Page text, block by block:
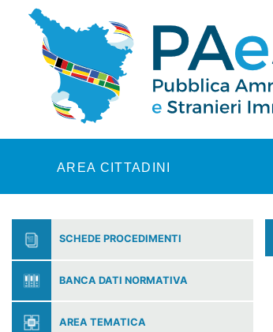
Skip to main content
AREA CITTADINI
SCHEDE PROCEDIMENTI
BANCA DATI NORMATIVA
AREA TEMATICA